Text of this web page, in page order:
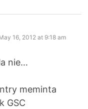
16, 2012 at 9:18 am
nie…
meminta
GSC